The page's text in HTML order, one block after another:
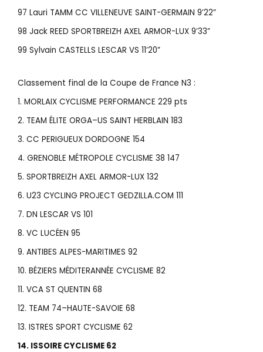
97 Lauri TAMM CC VILLENEUVE SAINT-GERMAIN 9’22”
98 Jack REED SPORTBREIZH AXEL ARMOR-LUX 9’33”
99 Sylvain CASTELLS LESCAR VS 11’20”
Classement final de la Coupe de France N3 :
1. MORLAIX CYCLISME PERFORMANCE 229 pts
2. TEAM ÉLITE ORGA–US SAINT HERBLAIN 183
3. CC PERIGUEUX DORDOGNE 154
4. GRENOBLE MÉTROPOLE CYCLISME 38 147
5. SPORTBREIZH AXEL ARMOR-LUX 132
6. U23 CYCLING PROJECT GEDZILLA.COM 111
7. DN LESCAR VS 101
8. VC LUCÉEN 95
9. ANTIBES ALPES-MARITIMES 92
10. BÉZIERS MÉDITERANNÉE CYCLISME 82
11. VCA ST QUENTIN 68
12. TEAM 74–HAUTE-SAVOIE 68
13. ISTRES SPORT CYCLISME 62
14. ISSOIRE CYCLISME 62